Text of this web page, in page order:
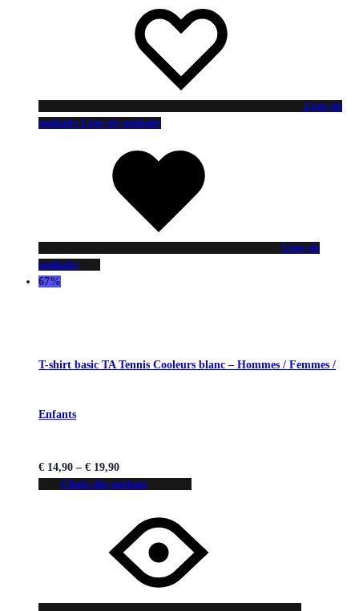
Liste de
souhaits Liste de souhaits
Liste de
souhaits
67%
T-shirt basic TA Tennis Cooleurs blanc – Hommes / Femmes /
Enfants
€ 14,90 – € 19,90
Choix des options